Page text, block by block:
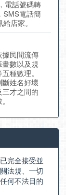
電話號碼轉
SMS電話簡
店家。
民間流傳
數以及規
種數理。
姓名好壞
才之間的
完全接受並
法規、一切
何不法目的